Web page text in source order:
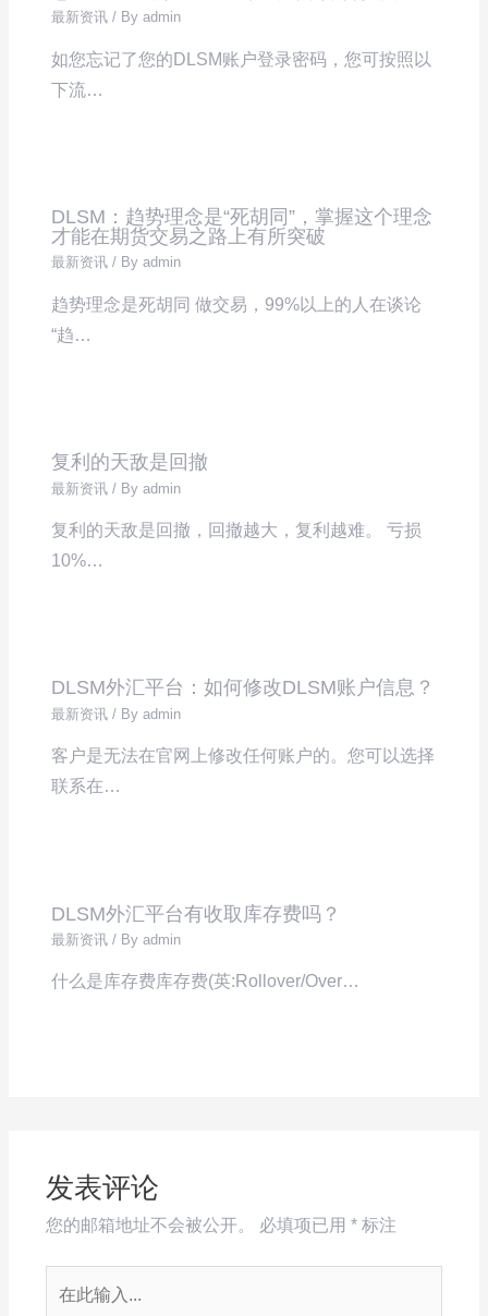
最新资讯 / Byadmin
如您忘记了您的DLSM账户登录密码，您可按照以
下流…
DLSM：趋势理念是“死胡同”，掌握这个理念
才能在期货交易之路上有所突破
最新资讯 / Byadmin
趋势理念是死胡同 做交易，99%以上的人在谈论
“趋…
复利的天敌是回撤
最新资讯 / Byadmin
复利的天敌是回撤，回撤越大，复利越难。 亏损
10%…
DLSM外汇平台：如何修改DLSM账户信息？
最新资讯 / Byadmin
客户是无法在官网上修改任何账户的。您可以选择
联系在…
DLSM外汇平台有收取库存费吗？
最新资讯 / Byadmin
什么是库存费库存费(英:Rollover/Over…
发表评论
您的邮箱地址不会被公开。 必填项已用 *标注